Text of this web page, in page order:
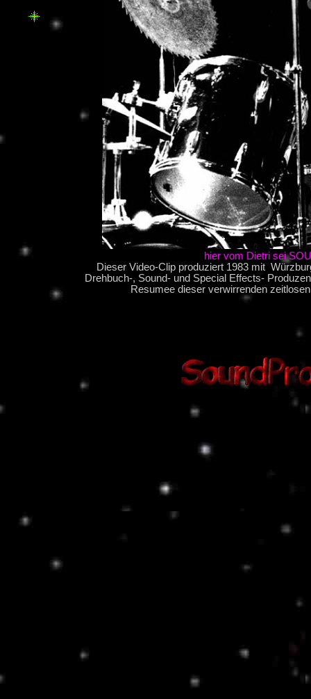
hier vom Dietri sei
Dieser Video-Clip produziert 1983 mit
Drehbuch-, Sound- und Special Effects-
Resumee dieser verwirrenden